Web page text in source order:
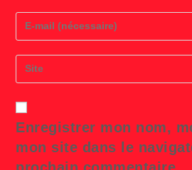
or
username
to
comment
Enter
your
address
comment
Saisir
l’URL
votre
site
(facultatif)
Enregistrer mon nom,
mon site dans le